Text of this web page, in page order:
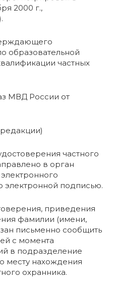
2000 г.,
образовательной
частных
МВД России от
частного
в орган
электронной подписью.
приведения
фамилии (имени,
письменно сообщить
с момента
в подразделение
месту нахождения
охранника.